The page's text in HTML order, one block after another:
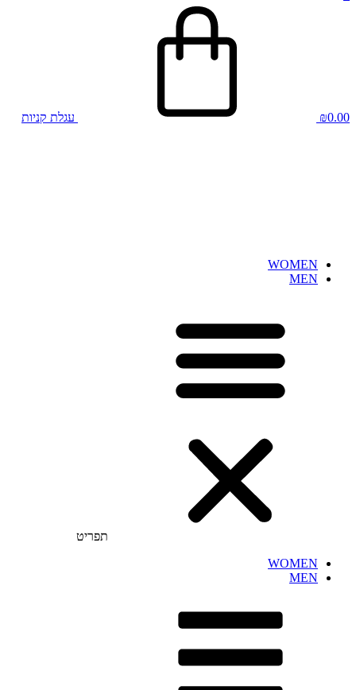
₪0.00 עגלת קניות
WOMEN
MEN
תפריט
WOMEN
MEN